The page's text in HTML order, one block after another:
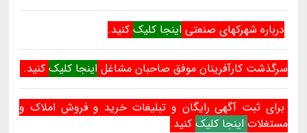
درباره شهرکهای صنعتی اینجا کلیک کنید.
سرگذشت کارآفرینان موفق صاحبان مشاغل اینجا کلیک کنید.
برای ثبت آگهی رایگان و تبلیغات خرید و فروش املاک و
مستغلات اینجا کلیک کنید.